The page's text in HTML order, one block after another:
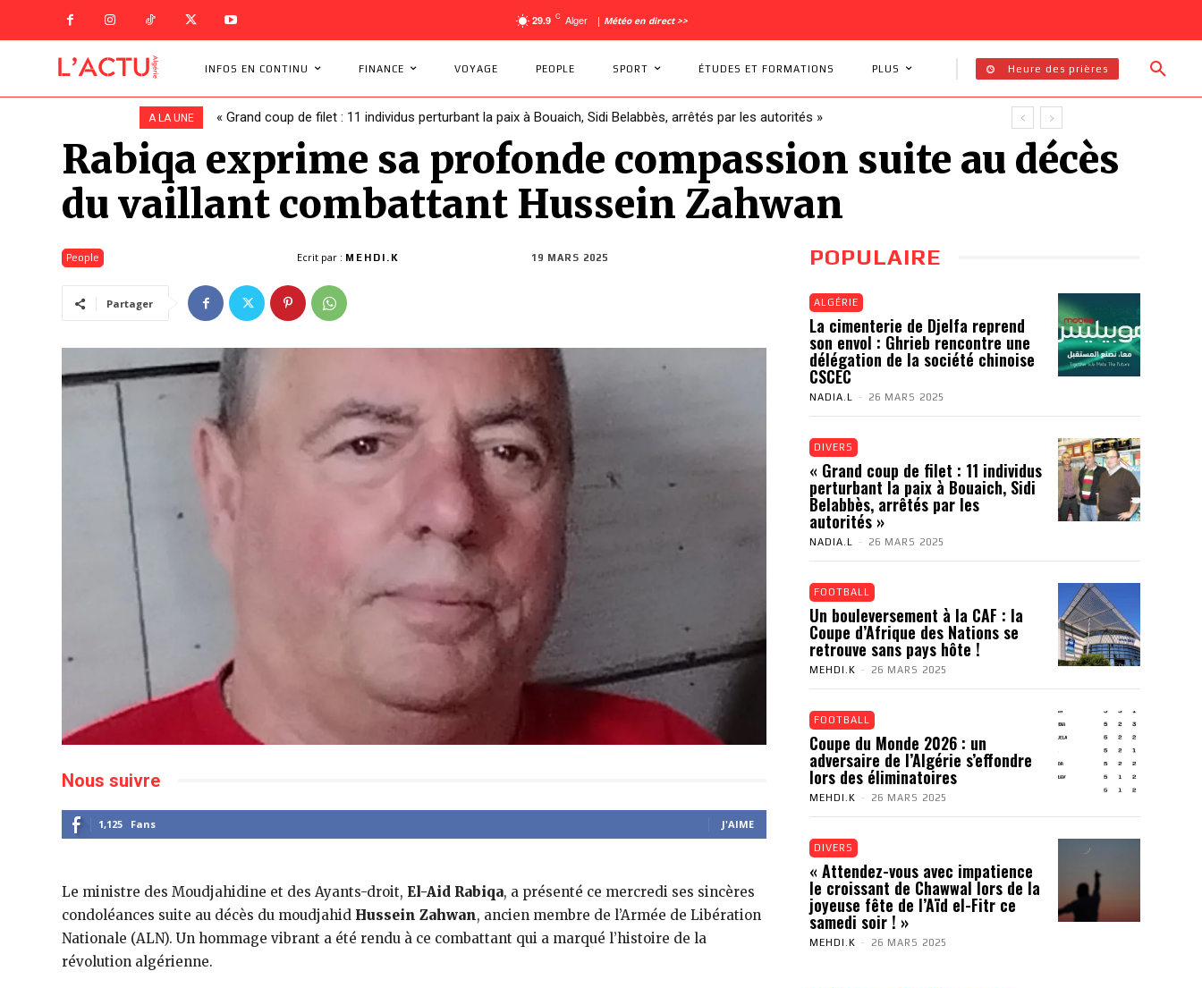
29.9 C Alger | Météo en direct >>
INFOS EN CONTINU FINANCE VOYAGE PEOPLE SPORT ÉTUDES ET FORMATIONS PLUS Heure des prières
A LA UNE « Grand coup de filet : 11 individus perturbant la paix à Bouaich, Sidi Belabbès, arrêtés par les autorités »
Rabiqa exprime sa profonde compassion suite au décès
du vaillant combattant Hussein Zahwan
People Ecrit par : MEHDI.K 19 MARS 2025
Partager
Nous suivre
1,125 Fans J'AIME
Le ministre des Moudjahidine et des Ayants-droit, El-Aid Rabiqa, a présenté ce mercredi ses sincères
condoléances suite au décès du moudjahid Hussein Zahwan, ancien membre de l’Armée de Libération
Nationale (ALN). Un hommage vibrant a été rendu à ce combattant qui a marqué l’histoire de la
révolution algérienne.
POPULAIRE
ALGÉRIE
La cimenterie de Djelfa reprend
son envol : Ghrieb rencontre une
délégation de la société chinoise
CSCEC
NADIA.L - 26 MARS 2025
DIVERS
« Grand coup de filet : 11 individus
perturbant la paix à Bouaich, Sidi
Belabbès, arrêtés par les
autorités »
NADIA.L - 26 MARS 2025
FOOTBALL
Un bouleversement à la CAF : la
Coupe d’Afrique des Nations se
retrouve sans pays hôte !
MEHDI.K - 26 MARS 2025
FOOTBALL
Coupe du Monde 2026 : un
adversaire de l’Algérie s’effondre
lors des éliminatoires
MEHDI.K - 26 MARS 2025
DIVERS
« Attendez-vous avec impatience
le croissant de Chawwal lors de la
joyeuse fête de l’Aïd el-Fitr ce
samedi soir ! »
MEHDI.K - 26 MARS 2025